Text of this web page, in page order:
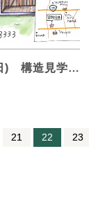
) 構造見学…
21 22 23